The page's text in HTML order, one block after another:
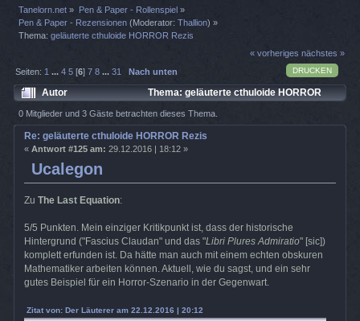
Tanelorn.net » Pen & Paper - Rollenspiel»
Pen & Paper - Rezensionen (Moderator:Thallion) »
Thema:geläuterte cthuloide HORROR Rezis
« vorheriges nächstes »
DRUCKEN
Seiten: 1 ...4 5 [6]7 8 ...31 Nach unten
Autor
Thema: geläuterte cthuloide HORROR
Rezis (Gelesen 487148 mal)
0 Mitglieder und 3 Gäste betrachten dieses Thema.
Ucalegon
Re: geläuterte cthuloide HORROR Rezis
« Antwort #125 am: 29.12.2016 | 18:12 »
Zu The Last Equation:
5/5 Punkten. Mein einziger Kritikpunkt ist, dass der historische
Hintergrund ("Fascius Claudan" und das "Libri Plures Admiratio" [sic])
komplett erfunden ist. Da hätte man auch mit einem echten obskuren
Mathematiker arbeiten können. Aktuell, wie du sagst, und ein sehr
gutes Beispiel für ein Horror-Szenario in der Gegenwart.
Zitat von: Der Läuterer am 22.12.2016 | 20:12